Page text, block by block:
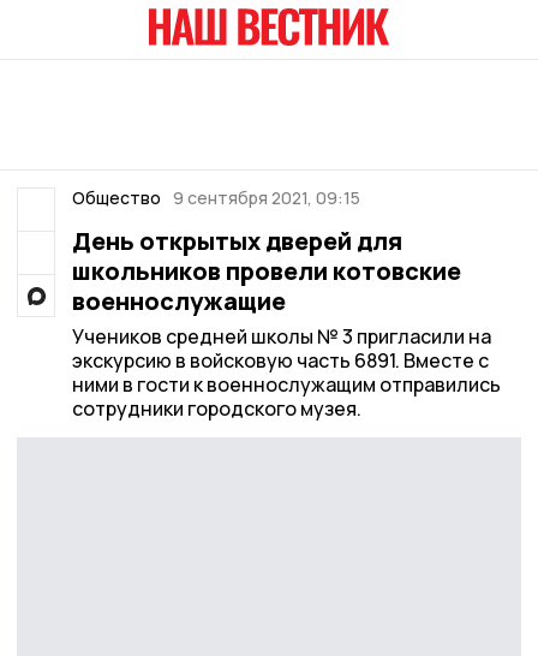
Общество 9 сентября 2021, 09:15
День открытых дверей для
школьников провели котовские
военнослужащие
Учеников средней школы № 3 пригласили на
экскурсию в войсковую часть 6891. Вместе с
ними в гости к военнослужащим отправились
сотрудники городского музея.